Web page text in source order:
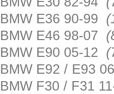
BMW E36 90-99
BMW E46 98-07
BMW E90 05-12
BMW E92 / E93
BMW F30 / F31